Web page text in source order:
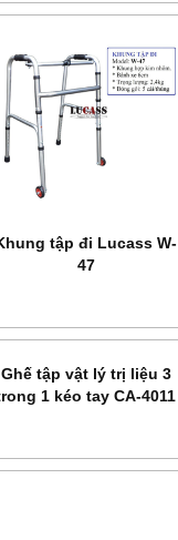
tập đi Lucass W-
47